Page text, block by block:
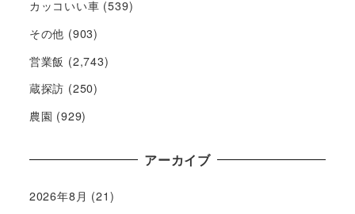
カッコいい車 (539)
その他 (903)
営業飯 (2,743)
蔵探訪 (250)
農園 (929)
アーカイブ
2026年8月 (21)